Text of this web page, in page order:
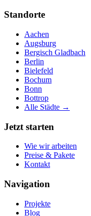
Standorte
Aachen
Augsburg
Bergisch Gladbach
Berlin
Bielefeld
Bochum
Bonn
Bottrop
Alle Städte →
Jetzt starten
Wie wir arbeiten
Preise & Pakete
Kontakt
Navigation
Projekte
Blog